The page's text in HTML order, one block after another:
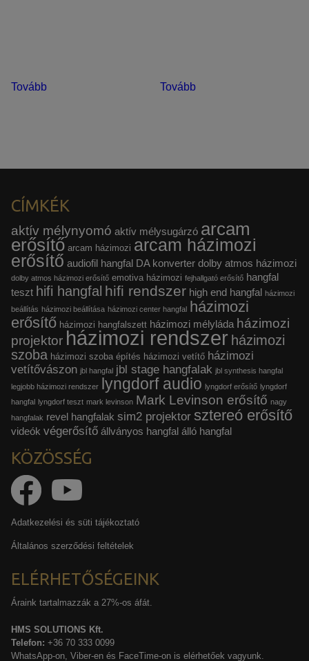
Tovább Tovább
CÍMKÉK
aktív mélynyomó aktív mélysugárzó arcam
erősítő arcam házimozi arcam házimozi
erősítő audiofil hangfal DA konverter dolby atmos házimozi
dolby atmos házimozi erősítő emotiva házimozi fejhallgató erősítő hangfal
teszt hifi hangfal hifi rendszer high end hangfal házimozi
beállítás házimozi beállítása házimozi center hangfal házimozi
erősítő házimozi hangfalszett házimozi mélyláda házimozi
projektor házimozi rendszer házimozi
szoba házimozi szoba építés házimozi vetítő házimozi
vetítővászon jbl hangfal jbl stage hangfalak jbl synthesis hangfal
legjobb házimozi rendszer lyngdorf audio lyngdorf erősítő lyngdorf
hangfal lyngdorf teszt mark levinson Mark Levinson erősítő nagy
hangfalak revel hangfalak sim2 projektor sztereó erősítő
videók végerősítő állványos hangfal álló hangfal
KÖZÖSSÉG
Adatkezelési és süti tájékoztató
Általános szerződési feltételek
ELÉRHETŐSÉGEINK
Áraink tartalmazzák a 27%-os áfát.
HMS SOLUTIONS Kft.
Telefon: +36 70 333 0099
WhatsApp-on, Viber-en és FaceTime-on is elérhetőek vagyunk.